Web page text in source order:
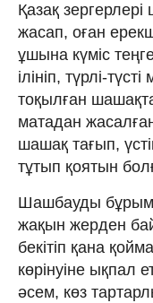
Қазақ
жасап, оған
ұшына күміс
ілініп, түрлі-
тоқылған
матадан
шашақ тағып,
тұтып қоятын
Шашбауды
жақын жерден
бекітіп қана
көрінуіне
әсем, көз